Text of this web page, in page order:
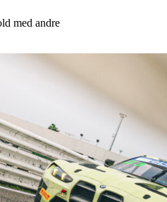
med andre